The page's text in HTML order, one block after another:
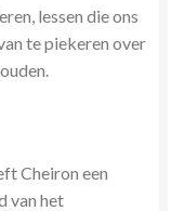
lessen die ons
te piekeren over
Cheiron een
van het